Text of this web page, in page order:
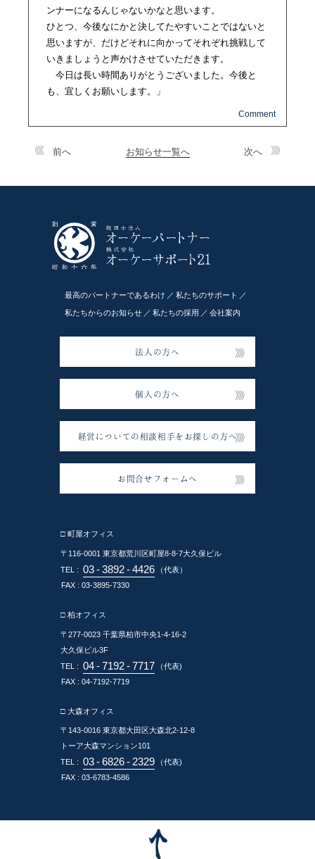
ンナーになるんじゃないかなと思います。
ひとつ、今後なにかと決してたやすいことではないと
思いますが、だけどそれに向かってそれぞれ挑戦して
いきましょうと声かけさせていただきます。
今日は長い時間ありがとうございました。今後と
も、宜しくお願いします。」
前へ お知らせ一覧へ 次へ
最高のパートナーであるわけ 私たちのサポート
私たちからのお知らせ 私たちの採用 会社案内
法人の方へ
個人の方へ
経営についての相談相手をお探しの方へ
お問合せフォームへ
□ 町屋オフィス
〒116-0001 東京都荒川区町屋8-8-7大久保ビル
TEL : 03 - 3892 - 4426
（代表）
FAX : 03-3895-7330
□ 柏オフィス
〒277-0023 千葉県柏市中央1-4-16-2
大久保ビル3F
TEL : 04 - 7192 - 7717
（代表)
FAX : 04-7192-7719
□ 大森オフィス
〒143-0016 東京都大田区大森北2-12-8
トーア大森マンション101
TEL : 03 - 6826 - 2329
（代表)
FAX : 03-6783-4586